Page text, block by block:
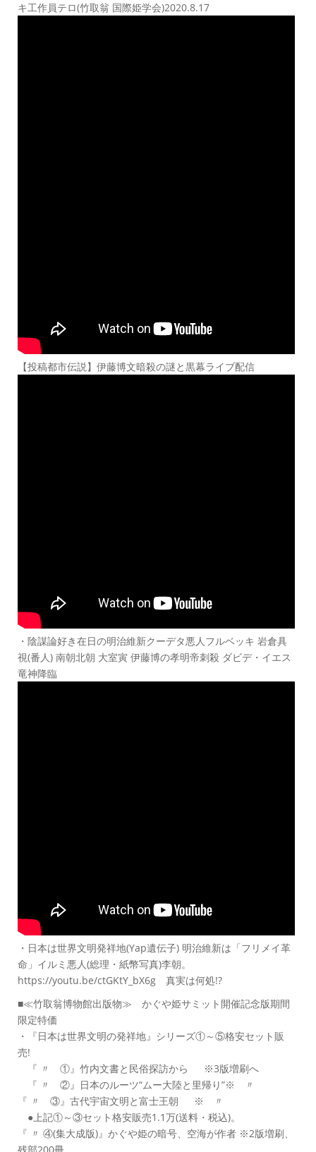
キ工作員テロ(竹取翁 国際姫学会)2020.8.17
【投稿都市伝説】伊藤博文暗殺の謎と黒幕ライブ配信
・陰謀論好き在日の明治維新クーデタ悪人フルベッキ 岩倉具
視(番人) 南朝北朝 大室寅 伊藤博の孝明帝刺殺 ダビデ・イエス
竜神降臨
・日本は世界文明発祥地(Yap遺伝子) 明治維新は「フリメイ革
命」イルミ悪人(総理・紙幣写真)李朝。
https://youtu.be/ctGKtY_bX6g 真実は何処!?
■≪竹取翁博物館出版物≫ かぐや姫サミット開催記念版期間
限定特価
・『日本は世界文明の発祥地』シリーズ①～⑤格安セット販
売!
『 〃 ①』竹内文書と民俗探訪から ※3版増刷へ
『 〃 ②』日本のルーツ“ムー大陸と里帰り”※ 〃
『 〃 ③』古代宇宙文明と富士王朝 ※ 〃
●上記①～③セット格安販売1.1万(送料・税込)。
『 〃 ④(集大成版)』かぐや姫の暗号、空海が作者 ※2版増刷、